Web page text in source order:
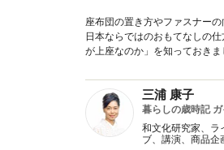
座布団の置き方やファスナー
日本ならではのおもてなしの
が上座なのか」を知っておきま
三浦 康子
暮らしの歳時記 ガ
和文化研究家、ラ
ブ、講演、商品